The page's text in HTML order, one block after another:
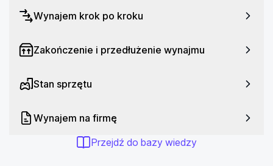
Wynajem krok po kroku
Zakończenie i przedłużenie wynajmu
Stan sprzętu
Wynajem na firmę
Przejdź do bazy wiedzy